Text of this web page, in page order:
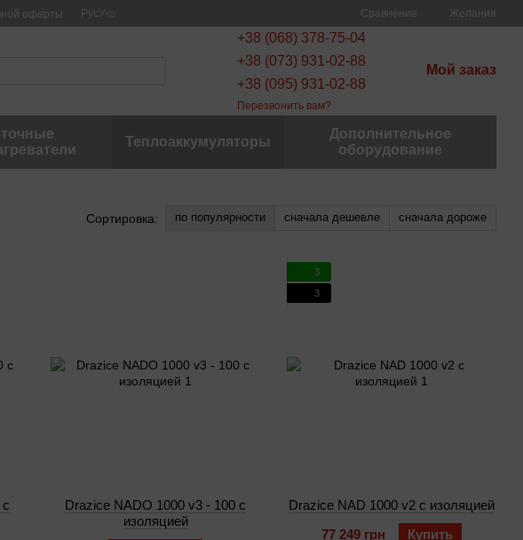
оферты Рус Сравнение Желания
+38 (068) 378-75-04
+38 (073) 931-02-88
+38 (095) 931-02-88
Перезвонить вам?
Мой заказ
Теплоаккумуляторы
Дополнительное
оборудование
Сортировка: по популярности сначала дешевле сначала дороже
Drazice NADO 1000 v3 - 100 с
изоляцией
3
3
Drazice NAD 1000 v2 с изоляцией
77 249 грн
Купить